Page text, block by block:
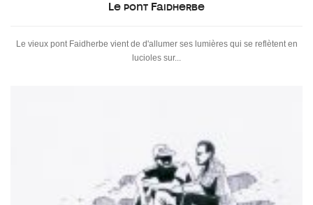
Le pont Faidherbe
Le vieux pont Faidherbe vient de d'allumer ses lumières qui se reflètent en
lucioles sur...